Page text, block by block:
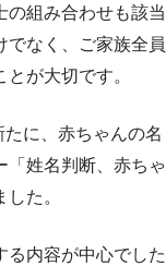
の組み合わせも該当
でなく、ご家族全員
が大切です。
に、赤ちゃんの名
「姓名判断、赤ちゃ
た。
る内容が中心でした